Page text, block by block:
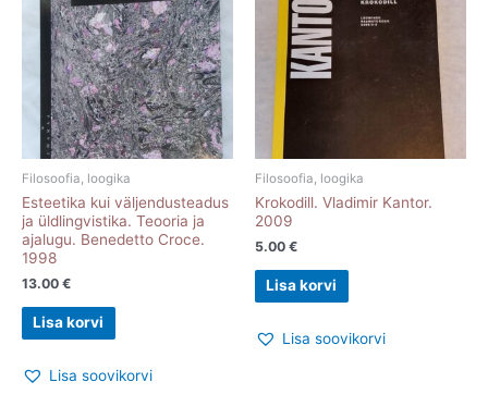
Filosoofia, loogika
Esteetika kui väljendusteadus
ja üldlingvistika. Teooria ja
ajalugu. Benedetto Croce.
1998
13.00 €
Lisa korvi
Lisa soovikorvi
Filosoofia, loogika
Krokodill. Vladimir Kantor.
2009
5.00 €
Lisa korvi
Lisa soovikorvi